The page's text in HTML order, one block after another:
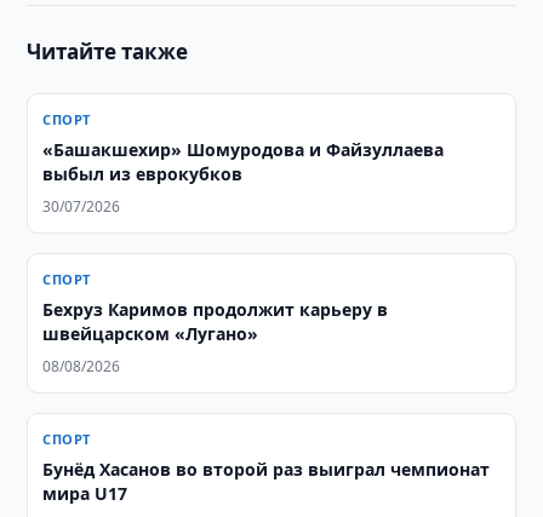
Читайте также
СПОРТ
«Башакшехир» Шомуродова и Файзуллаева
выбыл из еврокубков
30/07/2026
СПОРТ
Бехруз Каримов продолжит карьеру в
швейцарском «Лугано»
08/08/2026
СПОРТ
Бунёд Хасанов во второй раз выиграл чемпионат
мира U17